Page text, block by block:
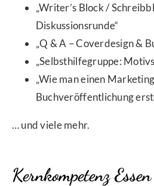
„Writer’s Block /
Diskussionsrunde“
„Q & A – Coverdesign &
„Selbsthilfegruppe:
„Wie man einen
Buchveröffentlichung
… und viele mehr.
Kernkompetenz Essen